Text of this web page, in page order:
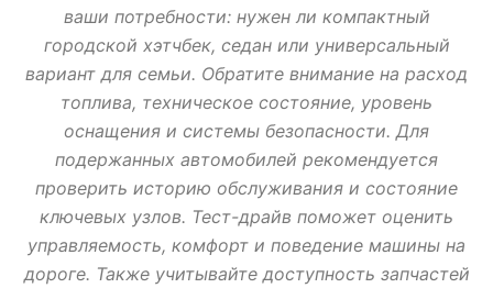
ваши потребности: нужен ли компактный
городской хэтчбек, седан или универсальный
вариант для семьи. Обратите внимание на расход
топлива, техническое состояние, уровень
оснащения и системы безопасности. Для
подержанных автомобилей рекомендуется
проверить историю обслуживания и состояние
ключевых узлов. Тест-драйв поможет оценить
управляемость, комфорт и поведение машины на
дороге. Также учитывайте доступность запчастей